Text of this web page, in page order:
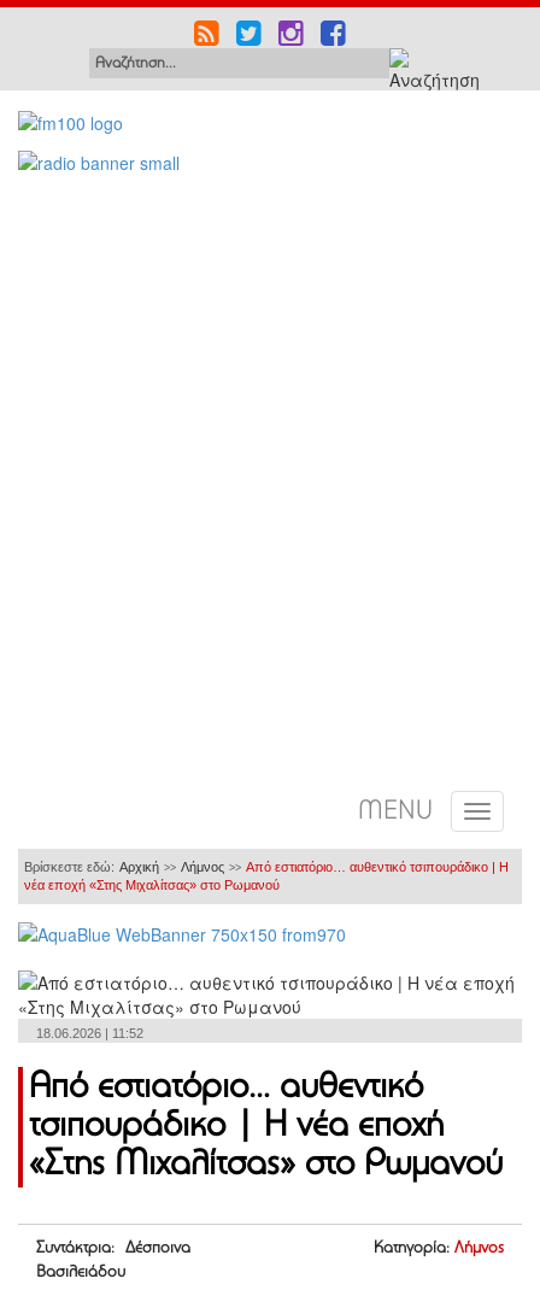
MENU
Βρίσκεστε εδώ: Αρχική >> Λήμνος >> Από εστιατόριο… αυθεντικό τσιπουράδικο | Η
νέα εποχή «Στης Μιχαλίτσας» στο Ρωμανού
18.06.2026 | 11:52
Από εστιατόριο… αυθεντικό
τσιπουράδικο | Η νέα εποχή
«Στης Μιχαλίτσας» στο Ρωμανού
Συντάκτρια: Δέσποινα
Βασιλειάδου
Κατηγορία: Λήμνος